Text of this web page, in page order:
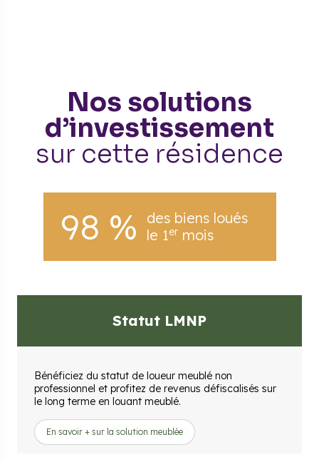
Nos solutions
d’investissement
sur cette résidence
98 %
des biens loués
le 1ermois
Statut LMNP
Bénéficiez du statut de loueur meublé non
professionnel et profitez de revenus défiscalisés sur
le long terme en louant meublé.
En savoir + sur la solution meublée